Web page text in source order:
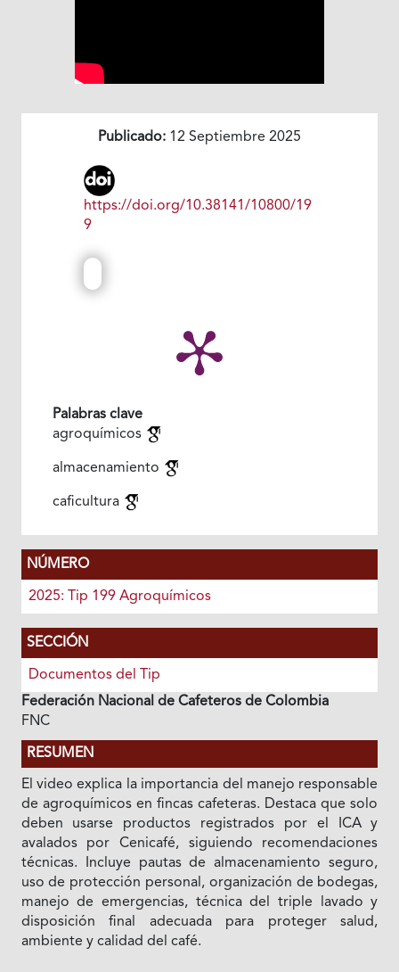
Publicado: 12 Septiembre 2025
https://doi.org/10.38141/10800/19
9
Palabras clave
agroquímicos
almacenamiento
caficultura
NÚMERO
2025: Tip 199 Agroquímicos
SECCIÓN
Documentos del Tip
Federación Nacional de Cafeteros de Colombia
FNC
RESUMEN
El video explica la importancia del manejo responsable
de agroquímicos en fincas cafeteras. Destaca que solo
deben usarse productos registrados por el ICA y
avalados por Cenicafé, siguiendo recomendaciones
técnicas. Incluye pautas de almacenamiento seguro,
uso de protección personal, organización de bodegas,
manejo de emergencias, técnica del triple lavado y
disposición final adecuada para proteger salud,
ambiente y calidad del café.